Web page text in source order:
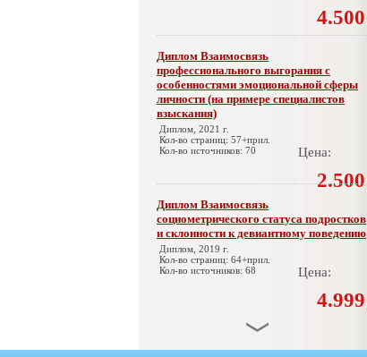
4.500
Диплом Взаимосвязь
профессионального выгорания с
особенностями эмоциональной сферы
личности (на примере специалистов
взыскания)
Диплом, 2021 г.
Кол-во страниц: 57+прил.
Кол-во источников: 70
Цена:
2.500
Диплом Взаимосвязь
социометрического статуса подростков
и склонности к девиантному поведению
Диплом, 2019 г.
Кол-во страниц: 64+прил.
Кол-во источников: 68
Цена:
4.999
Диплом Взаимосвязь эмпатии и